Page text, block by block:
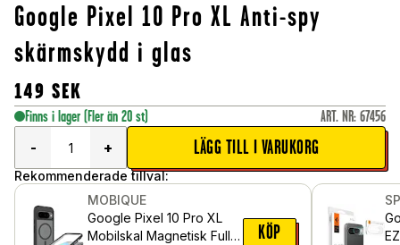
Google Pixel 10 Pro XL Anti-spy
skärmskydd i glas
149 SEK
Finns i lager (Fler än 20 st) ART. NR: 67456
-
+ LÄGG TILL I VARUKORG
Rekommenderade tillval:
MOBIQUE
Google Pixel 10 Pro XL
Mobilskal Magnetisk Full
KÖP